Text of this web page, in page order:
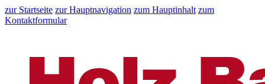
zur Startseite zur Hauptnavigation zum Hauptinhalt zum
Kontaktformular